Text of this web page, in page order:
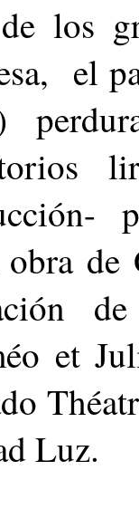
los
el
de
et
Luz.